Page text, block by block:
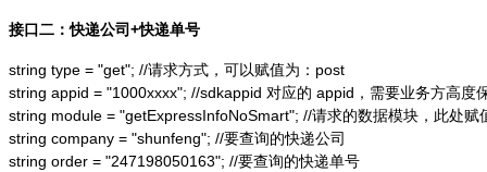
接口二：快递公司+快递单号
string type = "get"; //请求方式，可以赋值为：post
string appid = "1000xxxx"; //sdkappid 对应的 appid，需要业务方高度
string module = "getExpressInfoNoSmart"; //请求的数据模块，此处赋
string company = "shunfeng"; //要查询的快递公司
string order = "247198050163"; //要查询的快递单号